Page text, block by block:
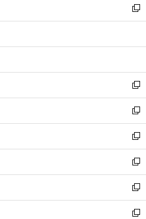
く
で
開
ド
ウ
開
ィ
ン
ウ
開
く
い
ウ
ン
ウ
で
開
く
新
し
ウ
ン
ド
ウ
で
開
く
新
し
い
ウ
ィ
ン
ド
ウ
で
開
く
新
し
い
ウ
ィ
ン
ド
ウ
で
新
し
い
ウ
ィ
ン
ド
新
し
い
ウ
ィ
新
し
い
新